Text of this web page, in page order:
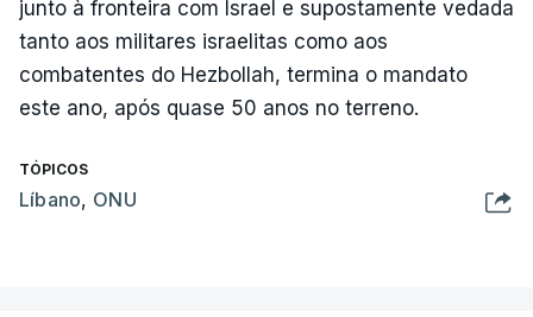
junto à fronteira com Israel e supostamente vedada
tanto aos militares israelitas como aos
combatentes do Hezbollah, termina o mandato
este ano, após quase 50 anos no terreno.
TÓPICOS
Líbano, ONU